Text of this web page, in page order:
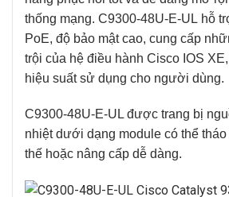
thống mạng. C9300-48U-E-UL hỗ
PoE, độ bảo mật cao, cung cấp
trội của hệ điều hành Cisco IOS
hiệu suất sử dụng cho người dùng.
C9300-48U-E-UL được trang bị
nhiệt dưới dạng module có thể
thế hoặc nâng cấp dễ dàng.